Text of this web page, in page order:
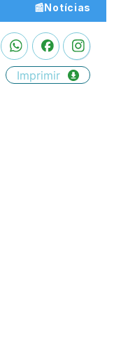
📰Notícias
Imprimir